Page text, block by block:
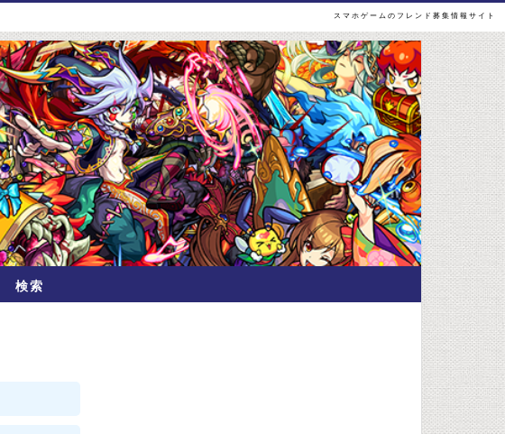
スマホゲームのフレンド募集情報サイト
検索